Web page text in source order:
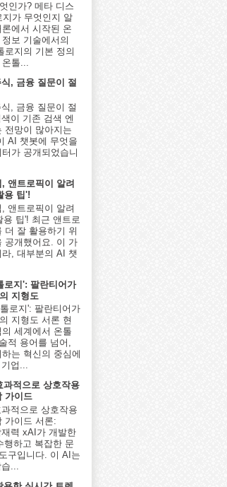
인가? 메타 디스
지가 무엇인지 알
에서 시작된 온
보 기술에서의
로지의 기본 정의
톨...
, 금융 질문이 절
, 금융 질문이 절
이 기존 검색 엔
전망이 많아지는
AI 챗봇에 무엇을
가 공개되었습니
앤트로픽이 알려
용 팁'!
앤트로픽이 알려
용 팁'! 최근 앤트로
더 잘 활용하기 위
공개했어요. 이 가
, 대부분의 AI 챗
로지': 팔란티어가
지형도
로지': 팔란티어가
지형도 서론 현
세계에서 온톨
적 용어를 넘어,
는 혁신의 중심에
업...
적으로 상호작용
가이드
적으로 상호작용
가이드 서론:
력 xAI가 개발한
행하고 복잡한 문
구입니다. 이 AI는
...